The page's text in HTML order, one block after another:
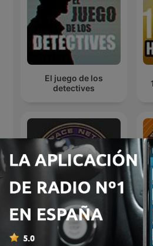
El juego de los
detectives
Starbase 118 Subspace
Network Podcast